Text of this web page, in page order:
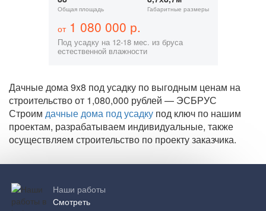
Общая площадь Габаритные размеры
от1 080 000 р.
Под усадку на 12-18 мес. из бруса
естественной влажности
Дачные дома 9x8 под усадку по выгодным ценам на
строительство от 1,080,000 рублей — ЭСБРУС
Строим дачные дома под усадку под ключ по нашим
проектам, разрабатываем индивидуальные, также
осуществляем строительство по проекту заказчика.
Наши работы
Смотреть